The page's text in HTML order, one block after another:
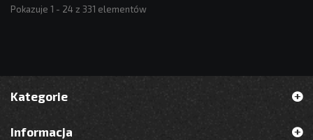
Pokazuje 1 - 24 z 331 elementów
Kategorie
Informacja